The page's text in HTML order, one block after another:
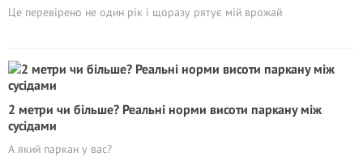
Це перевірено не один рік і щоразу рятує мій врожай
2 метри чи більше? Реальні норми висоти паркану між
сусідами
А який паркан у вас?